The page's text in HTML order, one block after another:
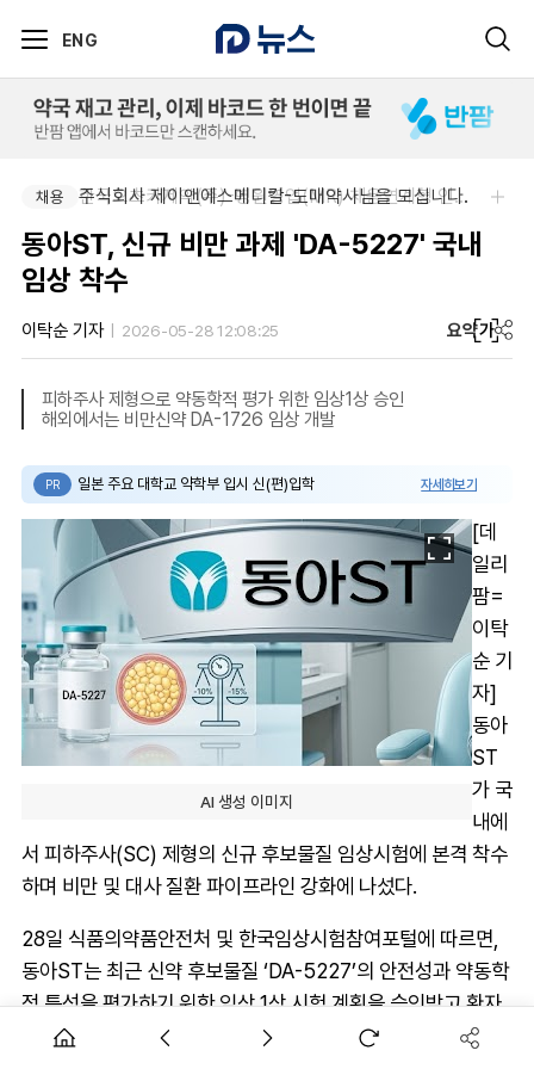
ENG
채용 한국오츠카제약(주)-병원영업(MR) 채용연계형 인턴(신입사원) 모집 공고
채용 주식회사 제이앤에스메디칼-도매약사님을 모십니다.
동아ST, 신규 비만 과제 'DA-5227' 국내
임상 착수
이탁순 기자 2026-05-28 12:08:25 요약가
피하주사 제형으로 약동학적 평가 위한 임상1상 승인
해외에서는 비만신약 DA-1726 임상 개발
PR 일본 주요 대학교 약학부 입시 신(편)입학 자세히보기
AI 생성 이미지
[데
일리
팜=
이탁
순 기
자]
동아
ST
가 국
내에
서 피하주사(SC) 제형의 신규 후보물질 임상시험에 본격 착수
하며 비만 및 대사 질환 파이프라인 강화에 나섰다.
28일 식품의약품안전처 및 한국임상시험참여포털에 따르면,
동아ST는 최근 신약 후보물질 ‘DA-5227’의 안전성과 약동학
적 특성을 평가하기 위한 임상 1상 시험 계획을 승인받고 환자
모집 및 투약을 시작했다.